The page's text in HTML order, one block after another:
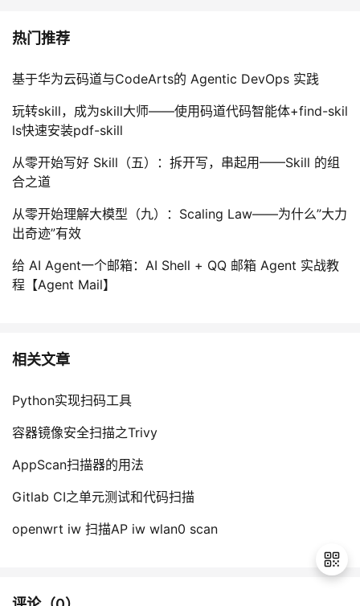
热门推荐
基于华为云码道与CodeArts的 Agentic DevOps 实践
玩转skill，成为skill大师——使用码道代码智能体+find-skil
ls快速安装pdf-skill
从零开始写好 Skill（五）：拆开写，串起用——Skill 的组
合之道
从零开始理解大模型（九）：Scaling Law——为什么”大力
出奇迹”有效
给 AI Agent一个邮箱：AI Shell + QQ 邮箱 Agent 实战教
程【Agent Mail】
相关文章
Python实现扫码工具
容器镜像安全扫描之Trivy
AppScan扫描器的用法
Gitlab CI之单元测试和代码扫描
openwrt iw 扫描AP iw wlan0 scan